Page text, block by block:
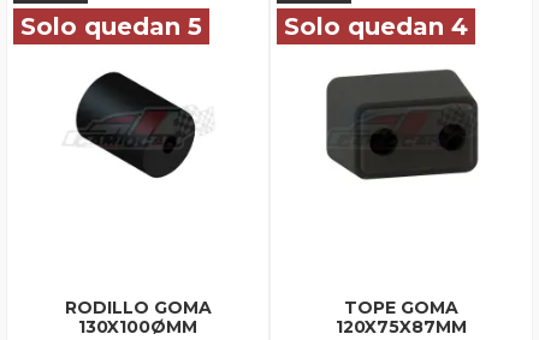
Solo quedan 5
RODILLO GOMA
130X100ØMM
Solo quedan 4
TOPE GOMA
120X75X87MM